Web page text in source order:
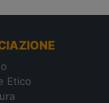
Etico